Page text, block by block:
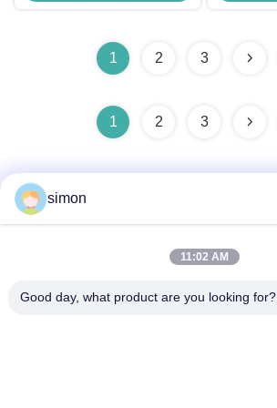
1 2 3
1 2 3
simon
11:02 AM
Good day, what product are you looking for?